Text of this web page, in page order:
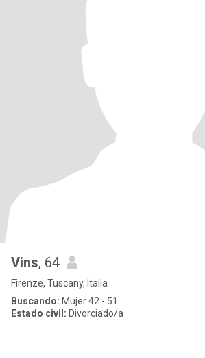
Vins, 64
Firenze, Tuscany, Italia
Buscando: Mujer 42 - 51
Estado civil: Divorciado/a